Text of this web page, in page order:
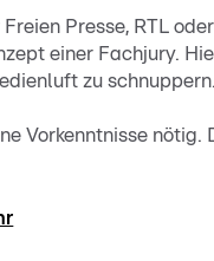
Presse, RTL
einer Fachjury.
zu
Vorkenntnisse